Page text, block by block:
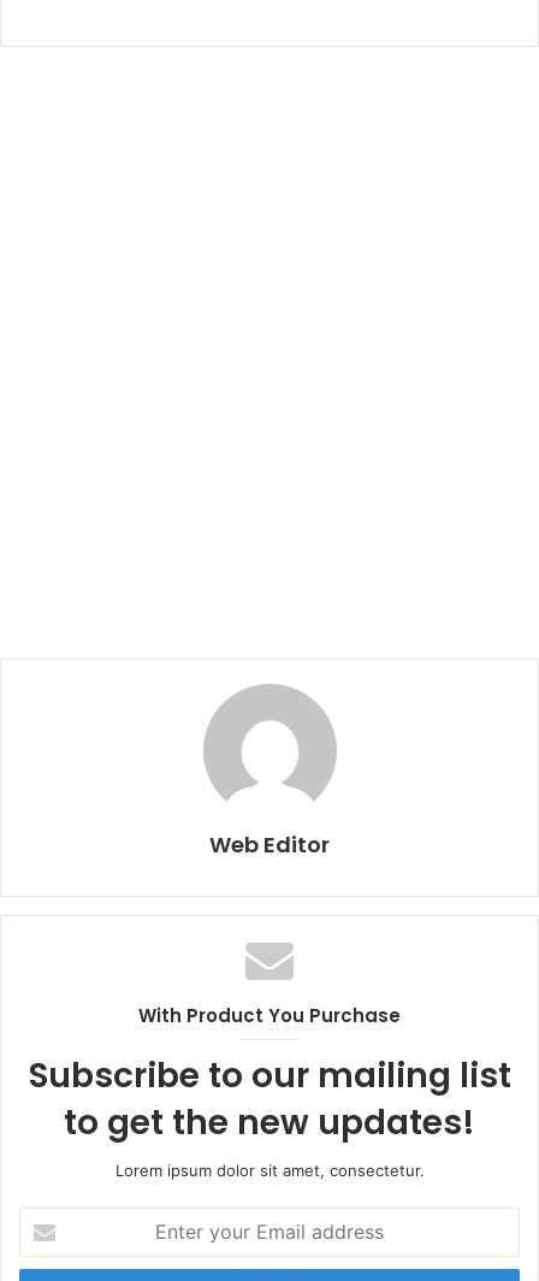
Web Editor
With Product You Purchase
Subscribe to our mailing list
to get the new updates!
Lorem ipsum dolor sit amet, consectetur.
t